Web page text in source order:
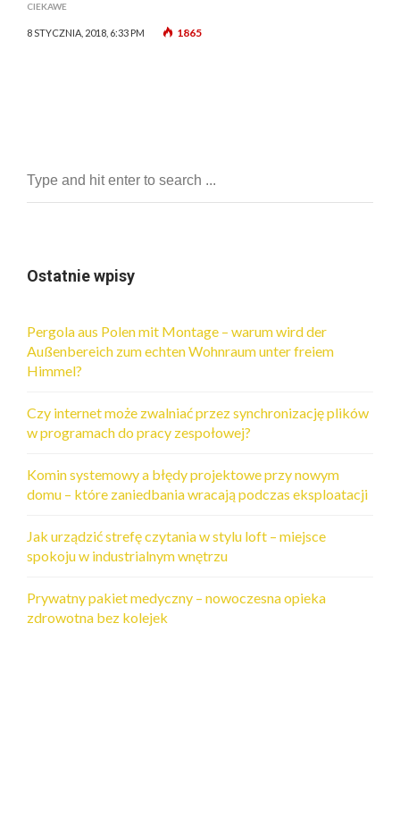
CIEKAWE
8 STYCZNIA, 2018, 6:33 PM 1865
Ostatnie wpisy
Pergola aus Polen mit Montage – warum wird der
Außenbereich zum echten Wohnraum unter freiem
Himmel?
Czy internet może zwalniać przez synchronizację plików
w programach do pracy zespołowej?
Komin systemowy a błędy projektowe przy nowym
domu – które zaniedbania wracają podczas eksploatacji
Jak urządzić strefę czytania w stylu loft – miejsce
spokoju w industrialnym wnętrzu
Prywatny pakiet medyczny – nowoczesna opieka
zdrowotna bez kolejek